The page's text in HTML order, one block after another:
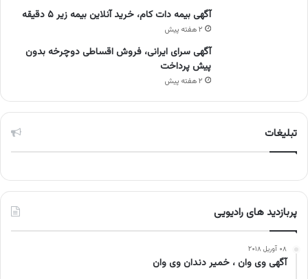
آگهی بیمه دات کام، خرید آنلاین بیمه زیر ۵ دقیقه
۲ هفته پیش
آگهی سرای ایرانی، فروش اقساطی دوچرخه بدون
پیش پرداخت
۲ هفته پیش
تبلیغات
پربازدید های رادیویی
۰۸ آوریل ۲۰۱۸
آگهی وی وان ، خمیر دندان وی وان